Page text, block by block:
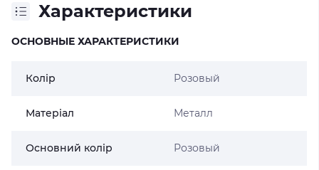
Характеристики
ОСНОВНЫЕ ХАРАКТЕРИСТИКИ
Колір Розовый
Матеріал Металл
Основний колір Розовый